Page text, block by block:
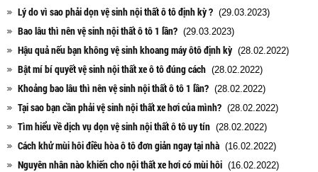
Lý do vì sao phải dọn vệ sinh nội thất ô tô định kỳ ? (29.03.2023)
Bao lâu thì nên vệ sinh nội thất ô tô 1 lần? (29.03.2023)
Hậu quả nếu bạn không vệ sinh khoang máy ôtô định kỳ (28.02.2022)
Bật mí bí quyết vệ sinh nội thất xe ô tô đúng cách (28.02.2022)
Khoảng bao lâu thì nên vệ sinh nội thất ô tô 1 lần? (28.02.2022)
Tại sao bạn cần phải vệ sinh nội thất xe hơi của mình? (28.02.2022)
Tìm hiểu về dịch vụ dọn vệ sinh nội thất ô tô uy tín (28.02.2022)
Cách khử mùi hôi điều hòa ô tô đơn giản ngay tại nhà (16.02.2022)
Nguyên nhân nào khiến cho nội thất xe hơi có mùi hôi (16.02.2022)